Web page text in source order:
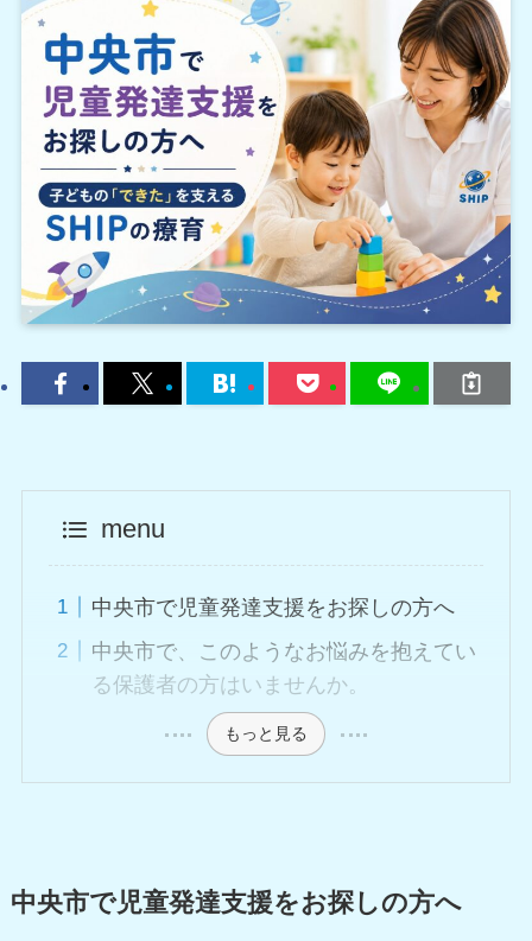
menu
中央市で児童発達支援をお探しの方へ
中央市で、このようなお悩みを抱えてい
る保護者の方はいませんか。
もっと見る
中央市で児童発達支援をお探しの方へ